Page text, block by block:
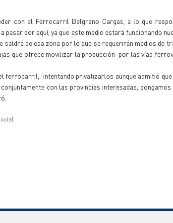
con el Ferrocarril Belgrano Cargas, a lo que
por aquí, ya que este medio estará funcionando
de esa zona por lo que se requerirán medios de
que ofrece movilizar la producción por las vías
intentando privatizarlos aunque admitió
con las provincias interesadas,